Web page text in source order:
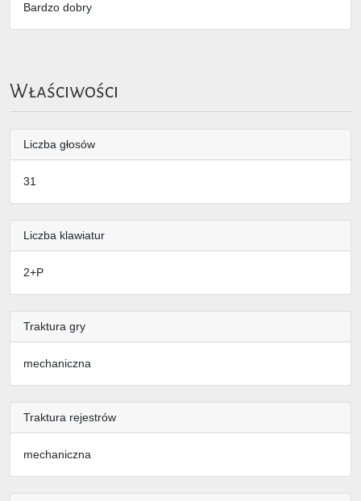
Bardzo dobry
Właściwości
Liczba głosów
31
Liczba klawiatur
2+P
Traktura gry
mechaniczna
Traktura rejestrów
mechaniczna